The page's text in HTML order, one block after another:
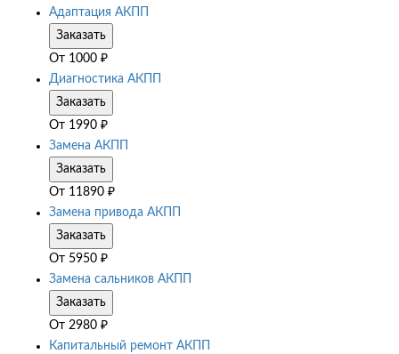
Адаптация АКПП
Заказать
От 1000 ₽
Диагностика АКПП
Заказать
От 1990 ₽
Замена АКПП
Заказать
От 11890 ₽
Замена привода АКПП
Заказать
От 5950 ₽
Замена сальников АКПП
Заказать
От 2980 ₽
Капитальный ремонт АКПП